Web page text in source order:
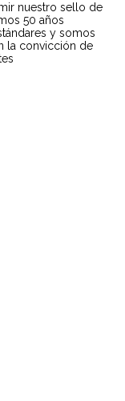
nuestro sello de
50 años
y somos
la convicción de